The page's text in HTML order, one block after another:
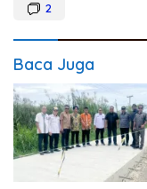
2
Baca Juga